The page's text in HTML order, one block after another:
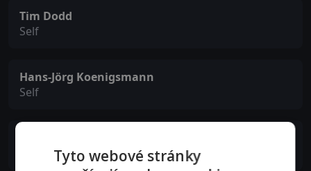
Tim Dodd
Self
Hans-Jörg Koenigsmann
Self
Tyto webové stránky